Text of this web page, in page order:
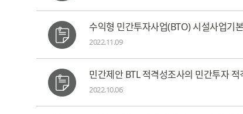
수익형 민간투자사업(BTO) 시설사업기
2022.11.09
민간제안 BTL 적격성조사의 민간투자
2022.10.06